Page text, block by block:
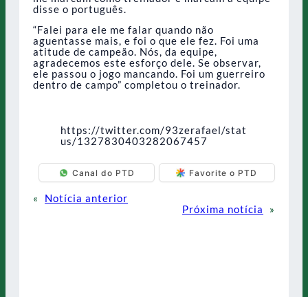
disse o português.
“Falei para ele me falar quando não
aguentasse mais, e foi o que ele fez. Foi uma
atitude de campeão. Nós, da equipe,
agradecemos este esforço dele. Se observar,
ele passou o jogo mancando. Foi um guerreiro
dentro de campo” completou o treinador.
https://twitter.com/93zerafael/stat
us/1327830403282067457
Canal do PTD Favorite o PTD
«
Notícia anterior
Próxima notícia
»